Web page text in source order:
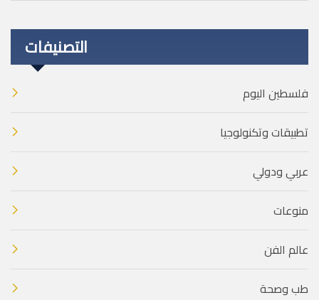
التصنيفات
فلسطين اليوم
تطبيقات وتكنولوجيا
عربي ودولي
منوعات
عالم الفن
طب وصحة